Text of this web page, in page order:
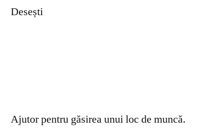
Desești
Ajutor pentru găsirea unui loc de muncă.